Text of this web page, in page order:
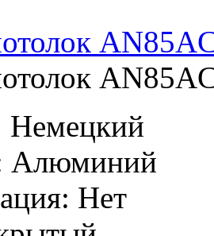
Немецкий
Алюминий
Нет